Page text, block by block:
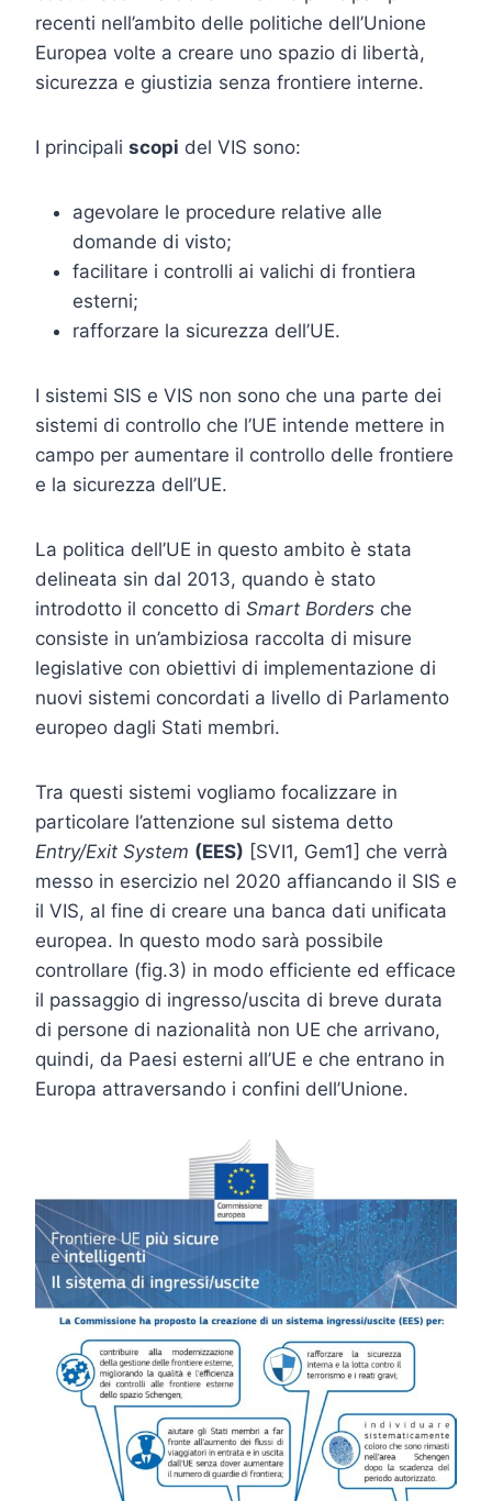
recenti nell’ambito delle politiche dell’Unione
Europea volte a creare uno spazio di libertà,
sicurezza e giustizia senza frontiere interne.
I principali scopi del VIS sono:
agevolare le procedure relative alle
domande di visto;
facilitare i controlli ai valichi di frontiera
esterni;
rafforzare la sicurezza dell’UE.
I sistemi SIS e VIS non sono che una parte dei
sistemi di controllo che l’UE intende mettere in
campo per aumentare il controllo delle frontiere
e la sicurezza dell’UE.
La politica dell’UE in questo ambito è stata
delineata sin dal 2013, quando è stato
introdotto il concetto di Smart Borders che
consiste in un’ambiziosa raccolta di misure
legislative con obiettivi di implementazione di
nuovi sistemi concordati a livello di Parlamento
europeo dagli Stati membri.
Tra questi sistemi vogliamo focalizzare in
particolare l’attenzione sul sistema detto
Entry/Exit System (EES) [SVI1, Gem1] che verrà
messo in esercizio nel 2020 affiancando il SIS e
il VIS, al fine di creare una banca dati unificata
europea. In questo modo sarà possibile
controllare (fig.3) in modo efficiente ed efficace
il passaggio di ingresso/uscita di breve durata
di persone di nazionalità non UE che arrivano,
quindi, da Paesi esterni all’UE e che entrano in
Europa attraversando i confini dell’Unione.